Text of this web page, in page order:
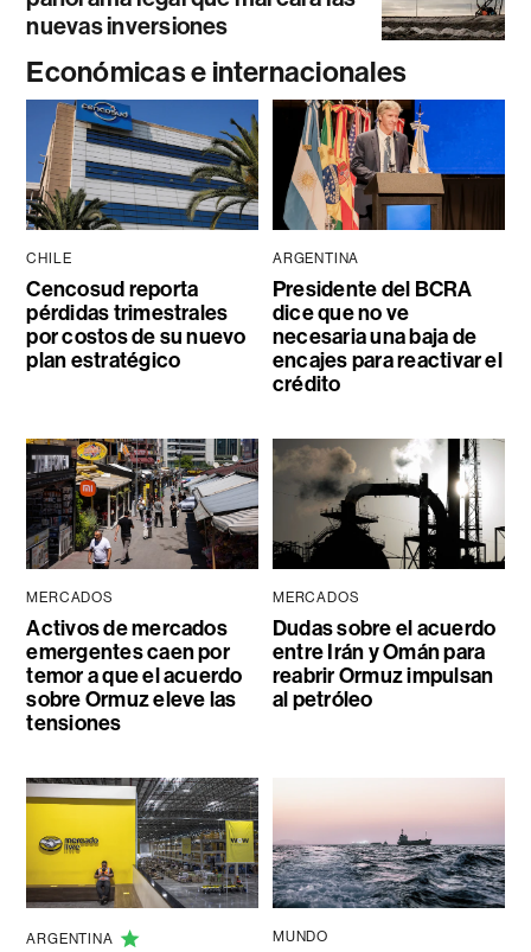
nuevas inversiones
Económicas e internacionales
CHILE
Cencosud reporta
pérdidas trimestrales
por costos de su nuevo
plan estratégico
ARGENTINA
Presidente del BCRA
dice que no ve
necesaria una baja de
encajes para reactivar el
crédito
MERCADOS
Activos de mercados
emergentes caen por
temor a que el acuerdo
sobre Ormuz eleve las
tensiones
MERCADOS
Dudas sobre el acuerdo
entre Irán y Omán para
reabrir Ormuz impulsan
al petróleo
ARGENTINA MUNDO